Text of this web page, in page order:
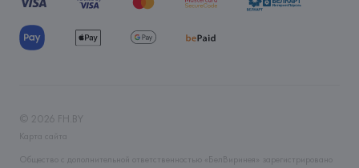
© 2026 FH.BY
Карта сайта
Общество с дополнительной ответственностью «БелВиринея» зарегистрировано